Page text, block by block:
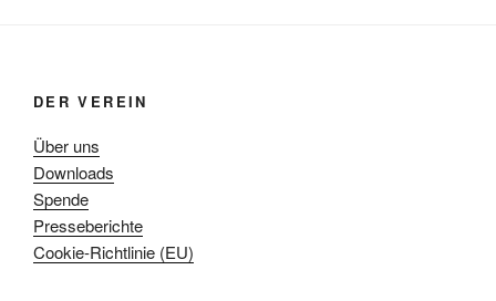
DER VEREIN
Über uns
Downloads
Spende
Presseberichte
Cookie-Richtlinie (EU)